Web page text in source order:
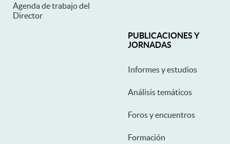
Agenda de trabajo del
Director
PUBLICACIONES Y
JORNADAS
Informes y estudios
Análisis temáticos
Foros y encuentros
Formación